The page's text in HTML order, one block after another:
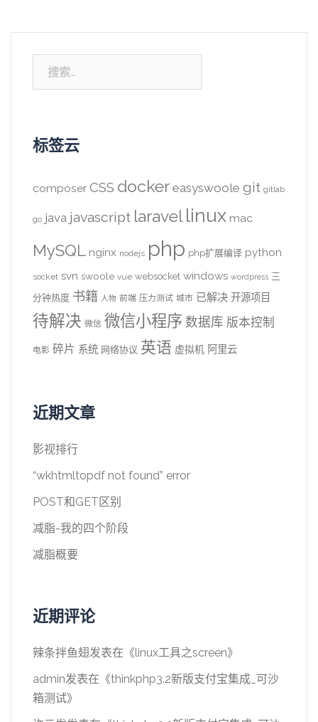
索：
标签云
composer CSS docker easyswoole git gitlab
go java javascript laravel linux mac
MySQL nginx nodejs php php扩展编译 python
socket svn swoole vue websocket windows wordpress 三
分钟热度 书籍 人物 前端 压力测试 城市 已解决 开源项目
待解决 微信 微信小程序 数据库 版本控制
电影 碎片 系统 网络协议 英语 虚拟机 阿里云
近期文章
影视排行
“wkhtmltopdf not found” error
POST和GET区别
减脂-我的四个阶段
减脂概要
近期评论
辣条拌鱼翅发表在《linux工具之screen》
admin发表在《thinkphp3.2新版支付宝集成_可沙
箱测试》